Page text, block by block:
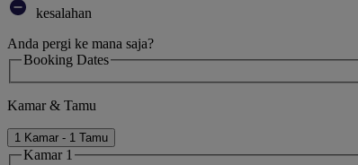
kesalahan
Anda pergi ke mana saja?
Booking Dates
Kamar & Tamu
1 Kamar - 1 Tamu
Kamar 1